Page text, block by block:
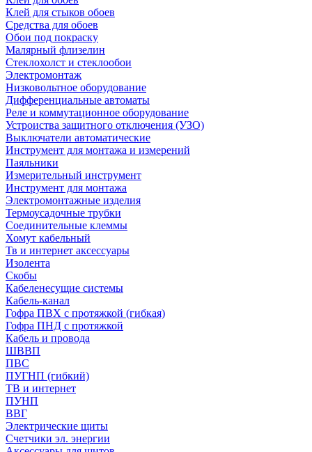
Клей для стыков обоев
Средства для обоев
Обои под покраску
Малярный флизелин
Стеклохолст и стеклообои
Электромонтаж
Низковольтное оборудование
Дифференциальные автоматы
Реле и коммутационное оборудование
Устроиства защитного отключения (УЗО)
Выключатели автоматические
Инструмент для монтажа и измерений
Паяльники
Измерительный инструмент
Инструмент для монтажа
Электромонтажные изделия
Термоусадочные трубки
Соединительные клеммы
Хомут кабельный
Тв и интернет аксессуары
Изолента
Скобы
Кабеленесущие системы
Кабель-канал
Гофра ПВХ с протяжкой (гибкая)
Гофра ПНД с протяжкой
Кабель и провода
ШВВП
ПВС
ПУГНП (гибкий)
ТВ и интернет
ПУНП
ВВГ
Электрические щиты
Счетчики эл. энергии